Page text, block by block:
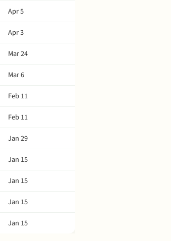
Apr 5
Apr 3
Mar 24
Mar 6
Feb 11
Feb 11
Jan 29
Jan 15
Jan 15
Jan 15
Jan 15